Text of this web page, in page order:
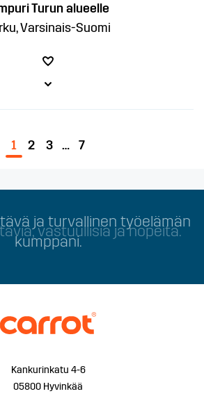
Turun alueelle
Varsinais-Suomi
1 2 3 … 7
vastuullisia ja nopeita.
Kankurinkatu 4-6
05800 Hyvinkää